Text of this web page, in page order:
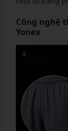
Công nghệ
Yonex